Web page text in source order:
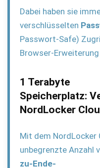
Dabei haben sie
verschlüsselten
Passwort-Safe)
Browser-
1 Terabyte
Speicherplatz:
NordLocker
Mit dem NordLocker
unbegrenzte Anzahl
zu-Ende-